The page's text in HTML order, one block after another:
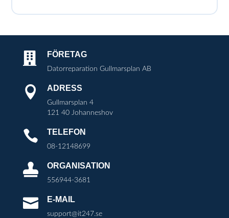
 FÖRETAG
Datorreparation Gullmarsplan AB
 ADRESS
Gullmarsplan 4
121 40 Johanneshov
 TELEFON
08-12148699
 ORGANISATION
556944-3681
 E-MAIL
support@it247.se